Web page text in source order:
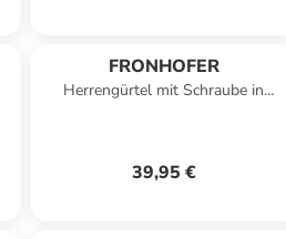
FRONHOFER
Herrengürtel mit Schraube in
39,95 €